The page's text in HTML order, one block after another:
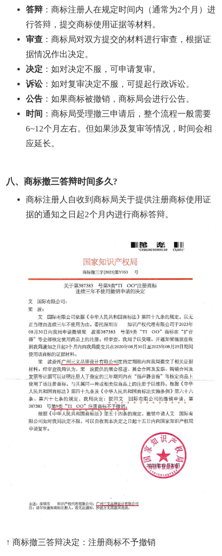
答辩 ：商标注册人在规定时间内（通常为2个月）进
行答辩，提交商标使用证据等材料。
审查 ：商标局对双方提交的材料进行审查，根据证
据情况作出决定。
决定 ：如对决定不服，可申请复审。
诉讼：如对复审决定不服，可提起行政诉讼。
公告 ：如果商标被撤销，商标局会进行公告。
时间 ：商标局受理撤三申请后，整个流程一般需要
6~12个月左右。但如果涉及复审等情况，时间会相
应延长。
八、商标撤三答辩时间多久?
商标注册人自收到商标局关于提供注册商标使用证
据的通知之日起2个月内进行商标答辩。
↑ 商标撤三答辩决定：注册商标不予撤销